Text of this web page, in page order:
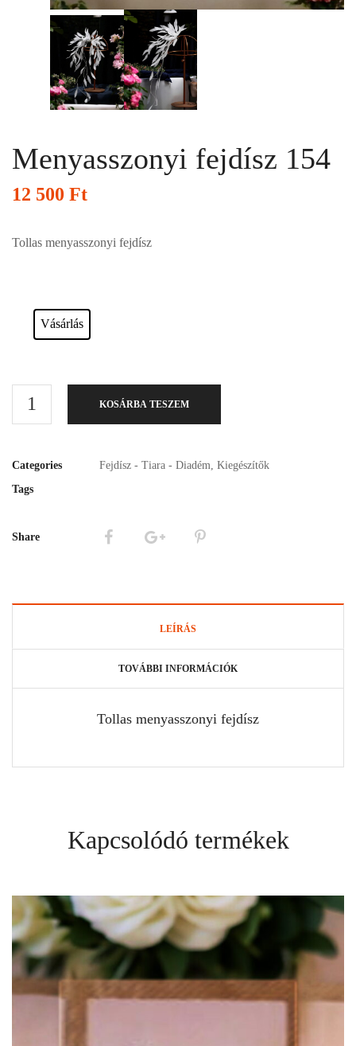
Menyasszonyi fejdísz 154
12 500 Ft
Tollas menyasszonyi fejdísz
Vásárlás
KOSÁRBA TESZEM
Categories Fejdísz - Tiara - Diadém Kiegészítők
Tags
Share
LEÍRÁS
TOVÁBBI INFORMÁCIÓK
Tollas menyasszonyi fejdísz
Kapcsolódó termékek